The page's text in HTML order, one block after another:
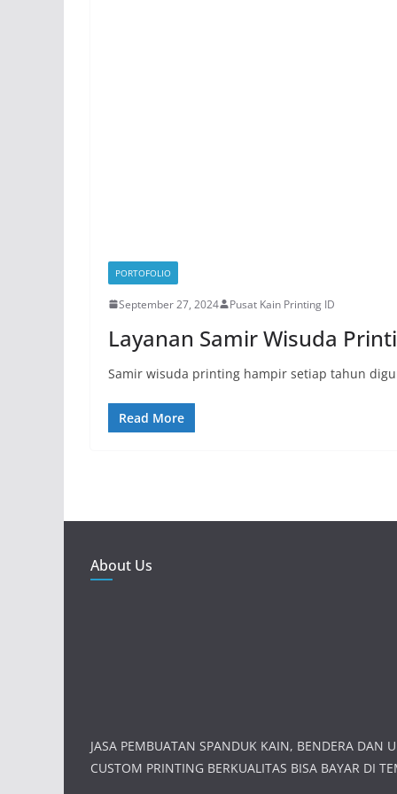
PORTOFOLIO
September 27, 2024 Pusat Kain Printing ID
Layanan Samir Wisuda
Samir wisuda printing hampir setiap tahun
Read More
About Us
JASA PEMBUATAN SPANDUK KAIN, BENDERA DAN
CUSTOM PRINTING BERKUALITAS BISA BAYAR DI